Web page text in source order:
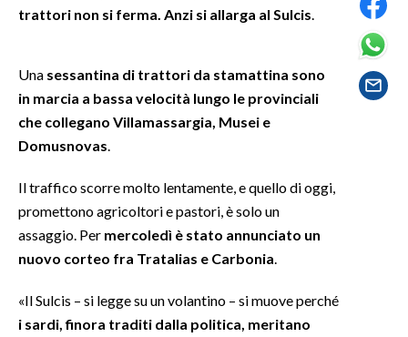
SARDEGNA TURISMO
NOTIZIE
EVENTI
3 MINUTI CON
INFO AZIENDE
ABBONATI
trattori non si ferma. Anzi si allarga al Sulcis
Una sessantina di trattori da stamattina sono
in marcia a bassa velocità lungo le provinciali
che collegano Villamassargia, Musei e
Domusnovas
Il traffico scorre molto lentamente, e quello di oggi,
promettono agricoltori e pastori, è solo un
assaggio. Per mercoledì è stato annunciato un
nuovo corteo fra Tratalias e Carbonia
«Il Sulcis – si legge su un volantino – si muove perché
i sardi, finora traditi dalla politica, meritano